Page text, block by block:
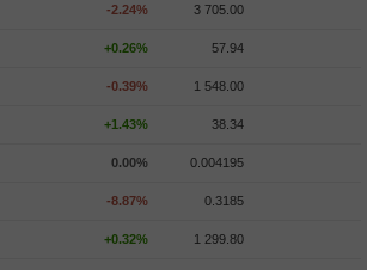
-2.24% 3 705.00
+0.26% 57.94
-0.39% 1 548.00
+1.43% 38.34
0.00% 0.004195
-8.87% 0.3185
+0.32% 1 299.80